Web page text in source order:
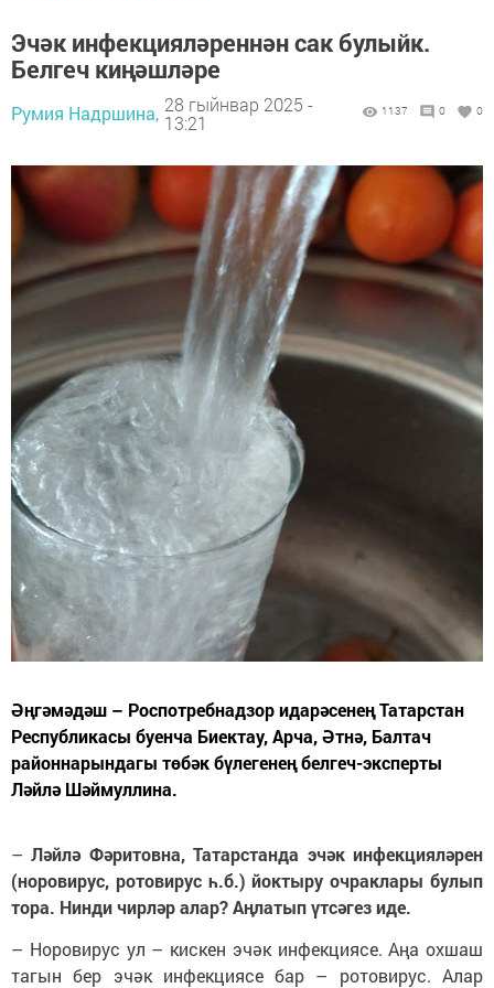
Эчәк инфекцияләреннән сак булыйк.
Белгеч киңәшләре
Румия Надршина, 28 гыйнвар 2025 -
13:21
1137 0 0
Әңгәмәдәш – Роспотребнадзор идарәсенең Татарстан
Республикасы буенча Биектау, Арча, Әтнә, Балтач
районнарындагы төбәк бүлегенең белгеч-эксперты
Ләйлә Шәймуллина.
–Ләйлә Фәритовна, Татарстанда эчәк инфекцияләрен
(норовирус, ротовирус һ.б.) йоктыру очраклары булып
тора. Нинди чирләр алар? Аңлатып үтсәгез иде.
– Норовирус ул – кискен эчәк инфекциясе. Аңа охшаш
тагын бер эчәк инфекциясе бар – ротовирус. Алар